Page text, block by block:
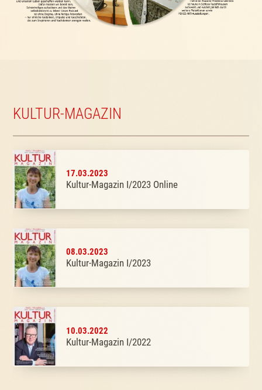
KULTUR-MAGAZIN
17.03.2023
Kultur-Magazin I/2023 Online
08.03.2023
Kultur-Magazin I/2023
10.03.2022
Kultur-Magazin I/2022